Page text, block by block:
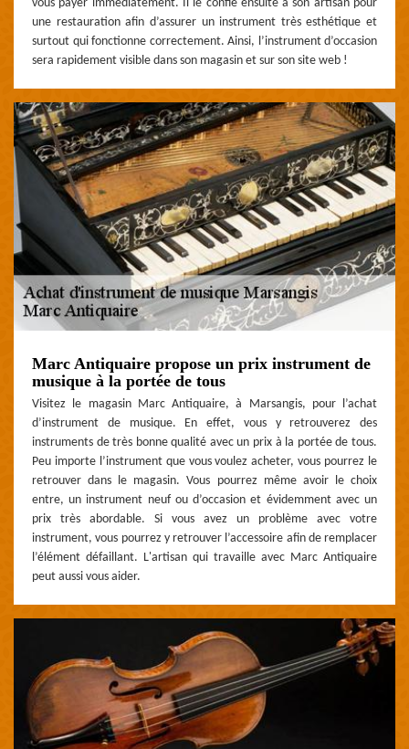
vous payer immédiatement. Il le confie ensuite à son artisan pour
une restauration afin d’assurer un instrument très esthétique et
surtout qui fonctionne correctement. Ainsi, l’instrument d’occasion
sera rapidement visible dans son magasin et sur son site web !
Marc Antiquaire propose un prix instrument de
musique à la portée de tous
Visitez le magasin Marc Antiquaire, à Marsangis, pour l’achat
d’instrument de musique. En effet, vous y retrouverez des
instruments de très bonne qualité avec un prix à la portée de tous.
Peu importe l’instrument que vous voulez acheter, vous pourrez le
retrouver dans le magasin. Vous pourrez même avoir le choix
entre, un instrument neuf ou d’occasion et évidemment avec un
prix très abordable. Si vous avez un problème avec votre
instrument, vous pourrez y retrouver l’accessoire afin de remplacer
l’élément défaillant. L'artisan qui travaille avec Marc Antiquaire
peut aussi vous aider.